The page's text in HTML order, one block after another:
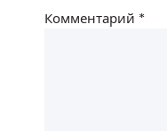
Комментарий *